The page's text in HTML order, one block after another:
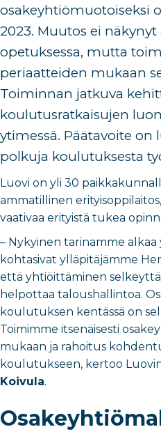
osakeyhtiömuotoiseksi
2023. Muutos ei näkynyt
opetuksessa, mutta
periaatteiden mukaan
Toiminnan jatkuva
koulutusratkaisujen
ytimessä. Päätavoite on
polkuja koulutuksesta
Luovi on yli 30
ammatillinen
vaativaa erityistä tukea
– Nykyinen tarinamme
kohtasivat ylläpitäjämme
että yhtiöittäminen
helpottaa taloushallintoa.
koulutuksen kentässä on
Toimimme itsenäisesti
mukaan ja rahoitus
koulutukseen, kertoo
Koivula.